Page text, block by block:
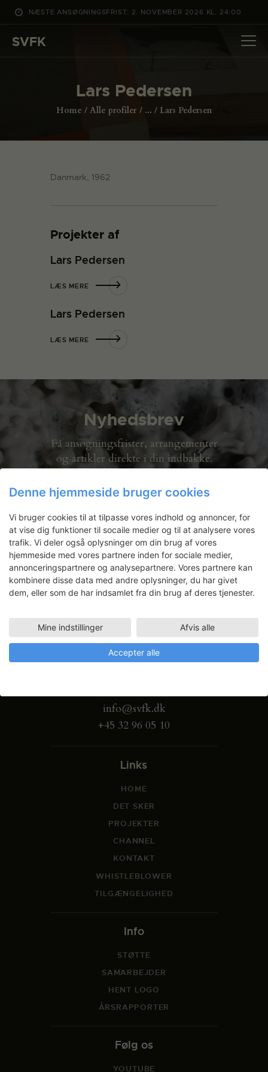
NÆSTE ANSØGNINGSFRIST: 2. NOVEMBER 2026 KL. 24:00
SVFK
Lars Pedersen
Home Alle profiler ... Lars Pedersen
DET SKER
ANSØG
ENGLISH
Danmark, 1962
Projekter af
Lars Pedersen
LÆS MERE
Lars Pedersen
LÆS MERE
Nyhedsbrev
Få ansøgningsfrister, arrangementer
og artikler direkte i din indbakke.
Gammel Dok Pakhus
info@svfk.dk
+45 32 96 05 10
Links
HOME
DET SKER
PROJEKTER
CHANNEL
KONTAKT
WHISTLEBLOWER
TILGÆNGELIGHED
Info
STØTTE
SAMARBEJDER
HENT LOGO
ÅRSRAPPORTER
Følg os
YOUTUBE
Denne hjemmeside bruger cookies
Vi bruger cookies til at tilpasse vores indhold og annoncer, for
at vise dig funktioner til socaile medier og til at analysere vores
trafik. Vi deler også oplysninger om din brug af vores
hjemmeside med vores partnere inden for sociale medier,
annonceringspartnere og analysepartnere. Vores partnere kan
kombinere disse data med andre oplysninger, du har givet
dem, eller som de har indsamlet fra din brug af deres tjenester.
Mine indstillinger Afvis alle
Accepter alle